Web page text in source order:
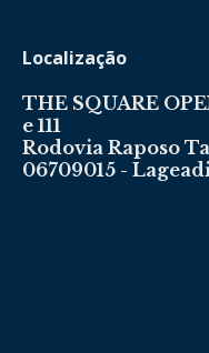
Localização
THE SQUARE
e 111
Rodovia Raposo
06709015 -